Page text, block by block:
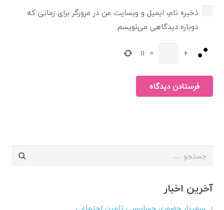
ذخیره نام، ایمیل و وبسایت من در مرورگر برای زمانی که
دوباره دیدگاهی می‌نویسم.
+
=
11
فرستادن دیدگاه
جستجو
آخرین اخبار